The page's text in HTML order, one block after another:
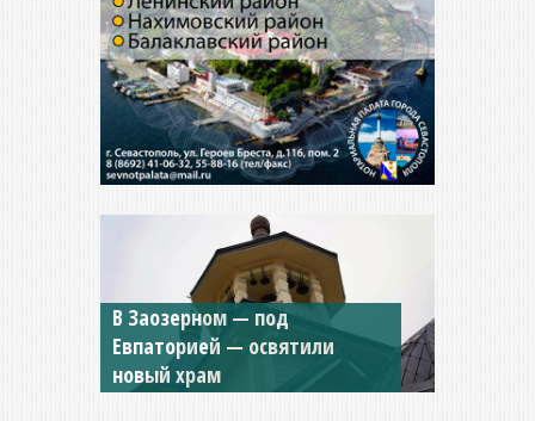
В Заозерном — под
Евпаторией — освятили
новый храм
Мужской монастырь Косьмы
и Дамиана в Крыму вновь
открыт для посещения